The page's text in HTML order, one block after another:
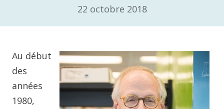
22 octobre 2018
Au début
des
années
1980,